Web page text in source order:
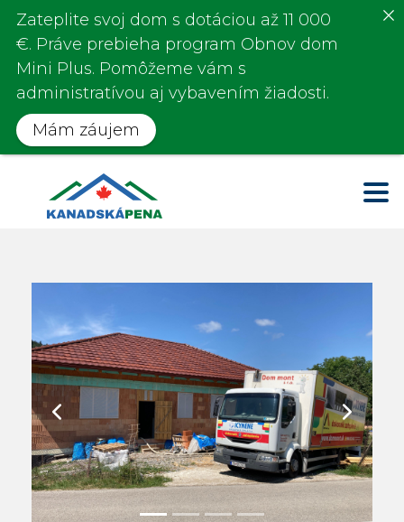
Previous Next
Zateplite svoj dom s dotáciou až 11 000
€. Práve prebieha program Obnov dom
Mini Plus. Pomôžeme vám s
administratívou aj vybavením žiadosti.
Mám záujem